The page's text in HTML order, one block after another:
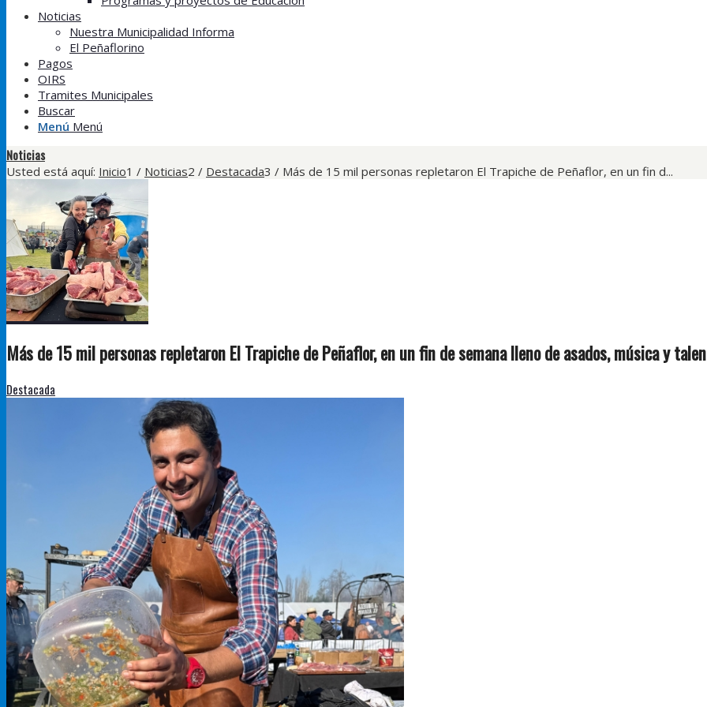
Noticias
Nuestra Municipalidad Informa
El Peñaflorino
Pagos
OIRS
Tramites Municipales
Buscar
Menú Menú
Noticias
Usted está aquí: Inicio1 / Noticias2 / Destacada3 / Más de 15 mil personas repletaron El Trapiche de Peñaflor, en un fin d...
Más de 15 mil personas repletaron El Trapiche de Peñaflor, en un fin de semana lleno de asados, música y
Destacada